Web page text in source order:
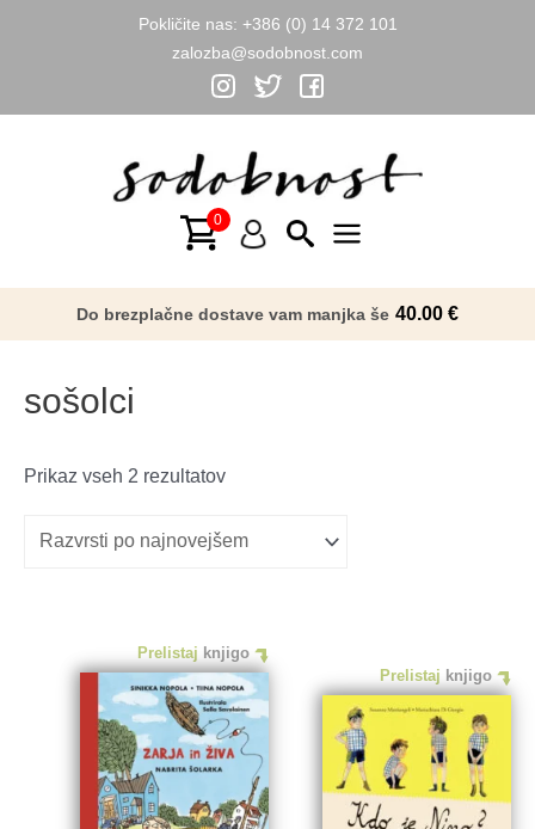
Pokličite nas: +386 (0) 14 372 101
zalozba@sodobnost.com
Menu
Do brezplačne dostave vam manjka še 40.00 €
sošolci
Prikaz vseh 2 rezultatovRazvrščeno
datumu
Prelistaj knjigo
Prelistaj knjigo